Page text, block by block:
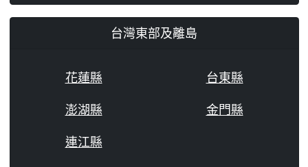
台灣東部及離島
花蓮縣
台東縣
澎湖縣
金門縣
連江縣